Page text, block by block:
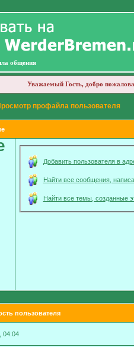
общения
Уважаемый Гость, добро
профайла пользователя
Добавить пользователя в
Найти все сообщения,
Найти все темы, созданные
пользователя
04:04